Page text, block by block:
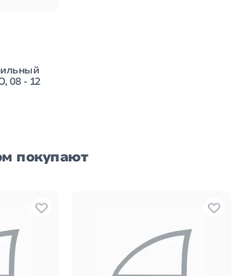
08 - 12
покупают